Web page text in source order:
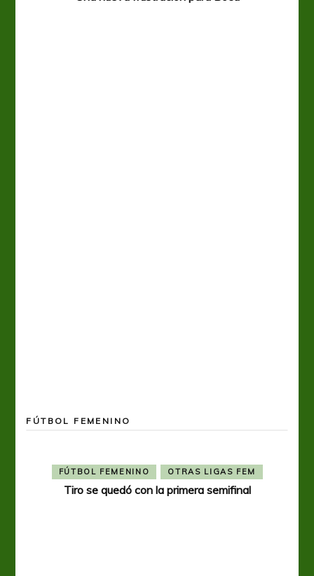
FÚTBOL FEMENINO
FÚTBOL FEMENINO OTRAS LIGAS FEM
Tiro se quedó con la primera semifinal